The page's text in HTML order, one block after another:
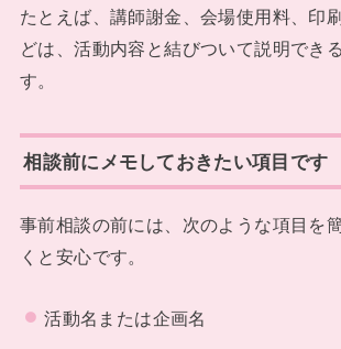
たとえば、講師謝金、会場使用料、印
どは、活動内容と結びついて説明でき
す。
相談前にメモしておきたい項目です
事前相談の前には、次のような項目を
くと安心です。
活動名または企画名